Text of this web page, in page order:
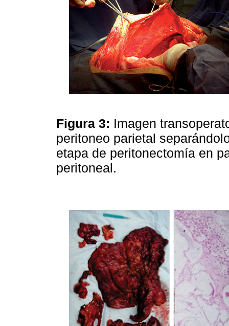
Figura 3: Imagen
peritoneo parietal
etapa de peritonectomía en
peritoneal.